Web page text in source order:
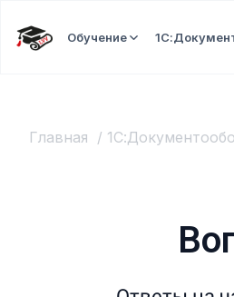
Обучение
Главная